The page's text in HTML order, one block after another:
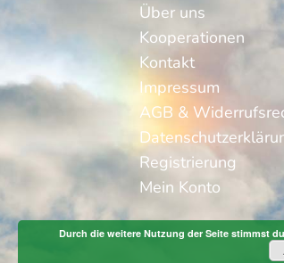
Über uns
Kooperationen
Kontakt
Impressum
AGB &
Registrierung
Mein Konto
Durch die weitere Nutzung der Seite stimmst